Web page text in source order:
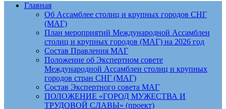
Главная
Об Ассамблее столиц и крупных городов СНГ
(МАГ)
План мероприятий Международной Ассамблеи
столиц и крупных городов (МАГ) на 2026 год
Состав Правления МАГ
Положение об Экспертном совете
Международной Ассамблеи столиц и крупных
городов стран СНГ (МАГ)
Состав Экспертного совета МАГ
ПОЛОЖЕНИЕ «ГОРОД МУЖЕСТВА И
ТРУДОВОЙ СЛАВЫ» (проект)